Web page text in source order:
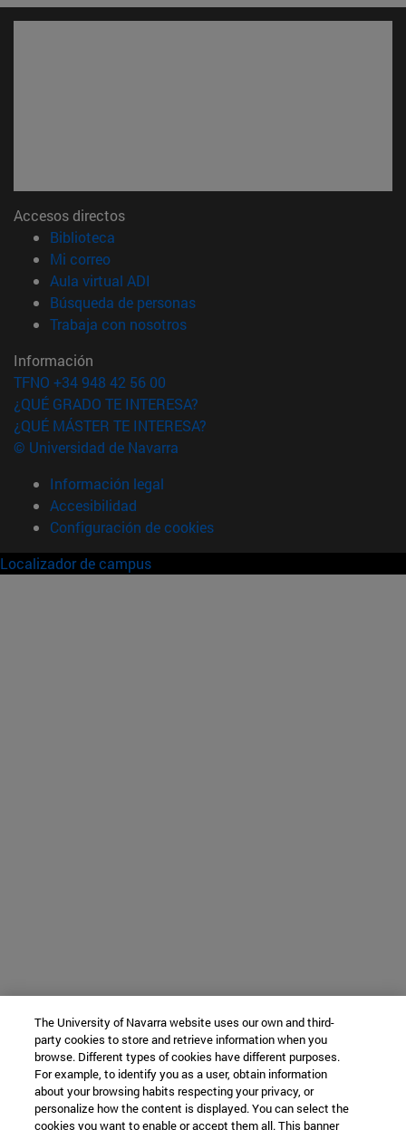
Accesos directos
Biblioteca
Mi correo(abre en nueva ventana)
Aula virtual ADI
Búsqueda de personas(abre en nueva ventana)
Trabaja con nosotros(abre en nueva ventana)
Información
TFNO +34 948 42 56 00
¿QUÉ GRADO TE INTERESA?
¿QUÉ MÁSTER TE INTERESA?
© Universidad de Navarra
Información legal
Accesibilidad
Configuración de cookies
Localizador de campus
The University of Navarra website uses our own and third-
party cookies to store and retrieve information when you
browse. Different types of cookies have different purposes.
For example, to identify you as a user, obtain information
about your browsing habits respecting your privacy, or
personalize how the content is displayed. You can select the
cookies you want to enable or accept them all. This banner